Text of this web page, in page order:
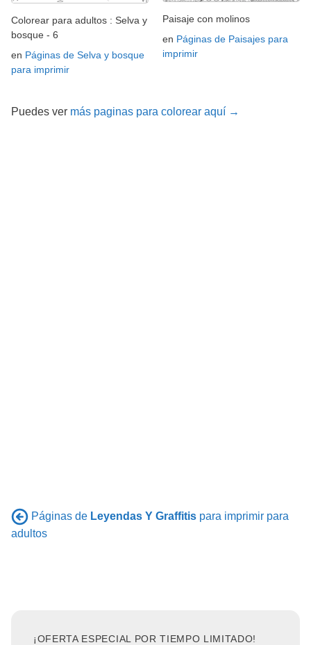
Colorear para adultos : Selva y
bosque - 6
en Páginas de Selva y bosque
para imprimir
Paisaje con molinos
en Páginas de Paisajes para
imprimir
Puedes ver más paginas para colorear aquí →
Páginas de Leyendas Y Graffitis para imprimir para
adultos
¡OFERTA ESPECIAL POR TIEMPO LIMITADO!